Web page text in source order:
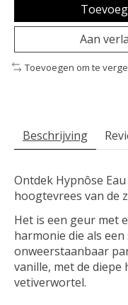
Aan
Toevoegen om te
Beschrijving
Ontdek Hypnôse
hoogtevrees van de
Het is een geur met
harmonie die als
onweerstaanbaar
vanille, met de
vetiverwortel.